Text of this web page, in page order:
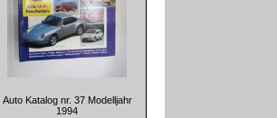
Auto Katalog nr. 37 Modelljahr
1994